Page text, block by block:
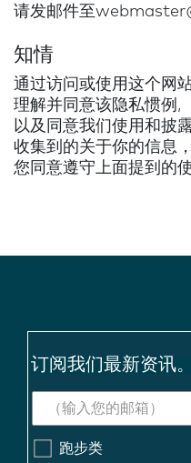
请发邮件至
知情
通过访问或使用这个网
理解并同意该隐私惯例,
以及同意我们使用和披
收集到的关于你的信息，
您同意遵守上面提到的
订阅我们最新资讯。
跑步类